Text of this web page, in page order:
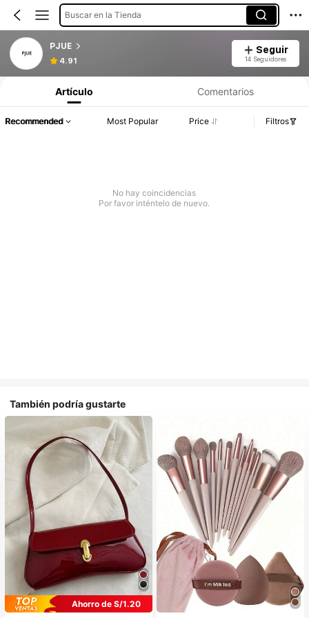
Buscar en la Tienda
PJUE
4.91
Seguir
14 Seguidores
Artículo Comentarios
Recommended Most Popular Price Filtros
No hay coincidencias
Por favor inténtelo de nuevo.
También podría gustarte
Ahorro de S/1.20